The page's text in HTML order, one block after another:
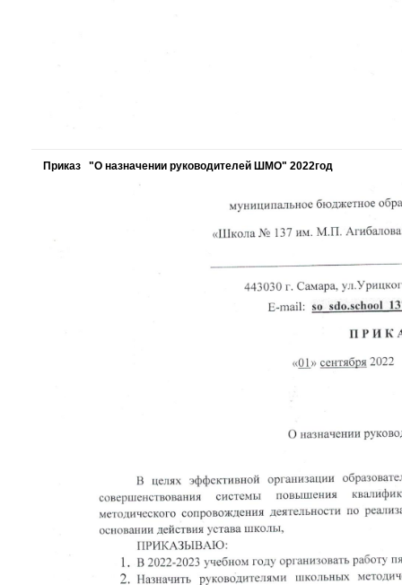
Приказ "О назначении руководителей ШМО" 2022год